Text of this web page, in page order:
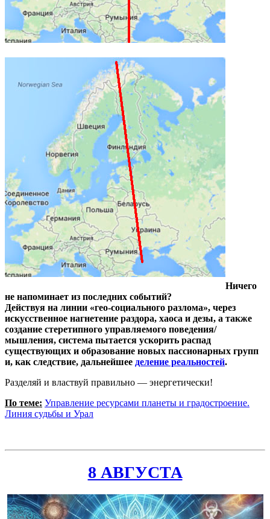
Ничего
не напоминает из последних событий?
Действуя на линии «гео-социального разлома», через
искусственное нагнетение раздора, хаоса и дезы, а также
создание стеретипного управляемого поведения/
мышления, система пытается ускорить распад
существующих и образование новых пассионарных групп
и, как следствие, дальнейшее деление реальностей.
Разделяй и властвуй правильно — энергетически!
По теме: Управление ресурсами планеты и градостроение.
Линия судьбы и Урал
8 АВГУСТА